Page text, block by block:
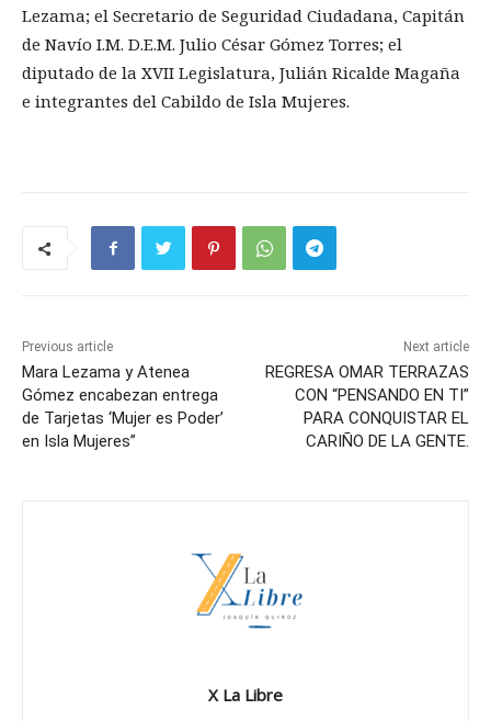
Lezama; el Secretario de Seguridad Ciudadana, Capitán
de Navío I.M. D.E.M. Julio César Gómez Torres; el
diputado de la XVII Legislatura, Julián Ricalde Magaña
e integrantes del Cabildo de Isla Mujeres.
Previous article
Mara Lezama y Atenea
Gómez encabezan entrega
de Tarjetas ‘Mujer es Poder’
en Isla Mujeres”
Next article
REGRESA OMAR TERRAZAS
CON “PENSANDO EN TI”
PARA CONQUISTAR EL
CARIÑO DE LA GENTE.
X La Libre